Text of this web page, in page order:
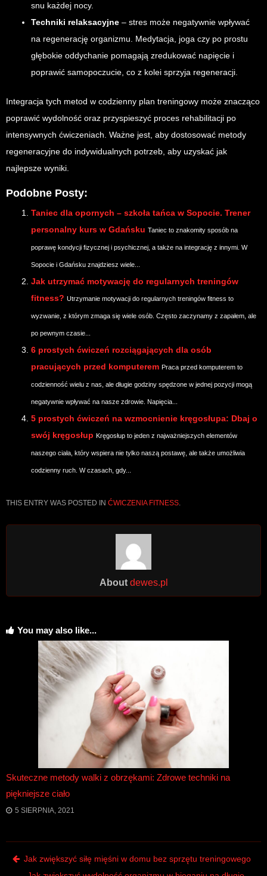
snu każdej nocy.
Techniki relaksacyjne – stres może negatywnie wpływać
na regenerację organizmu. Medytacja, joga czy po prostu
głębokie oddychanie pomagają zredukować napięcie i
poprawić samopoczucie, co z kolei sprzyja regeneracji.
Integracja tych metod w codzienny plan treningowy może znacząco
poprawić wydolność oraz przyspieszyć proces rehabilitacji po
intensywnych ćwiczeniach. Ważne jest, aby dostosować metody
regeneracyjne do indywidualnych potrzeb, aby uzyskać jak
najlepsze wyniki.
Podobne Posty:
Taniec dla opornych – szkoła tańca w Sopocie. Trener
personalny kurs w Gdańsku Taniec to znakomity sposób na
poprawę kondycji fizycznej i psychicznej, a także na integrację z innymi. W
Sopocie i Gdańsku znajdziesz wiele...
Jak utrzymać motywację do regularnych treningów
fitness? Utrzymanie motywacji do regularnych treningów fitness to
wyzwanie, z którym zmaga się wiele osób. Często zaczynamy z zapałem, ale
po pewnym czasie...
6 prostych ćwiczeń rozciągających dla osób
pracujących przed komputerem Praca przed komputerem to
codzienność wielu z nas, ale długie godziny spędzone w jednej pozycji mogą
negatywnie wpływać na nasze zdrowie. Napięcia...
5 prostych ćwiczeń na wzmocnienie kręgosłupa: Dbaj o
swój kręgosłup Kręgosłup to jeden z najważniejszych elementów
naszego ciała, który wspiera nie tylko naszą postawę, ale także umożliwia
codzienny ruch. W czasach, gdy...
THIS ENTRY WAS POSTED IN ĆWICZENIA FITNESS.
About dewes.pl
You may also like...
Skuteczne metody walki z obrzękami: Zdrowe techniki na
piękniejsze ciało
5 SIERPNIA, 2021
Post navigation
Jak zwiększyć siłę mięśni w domu bez sprzętu treningowego